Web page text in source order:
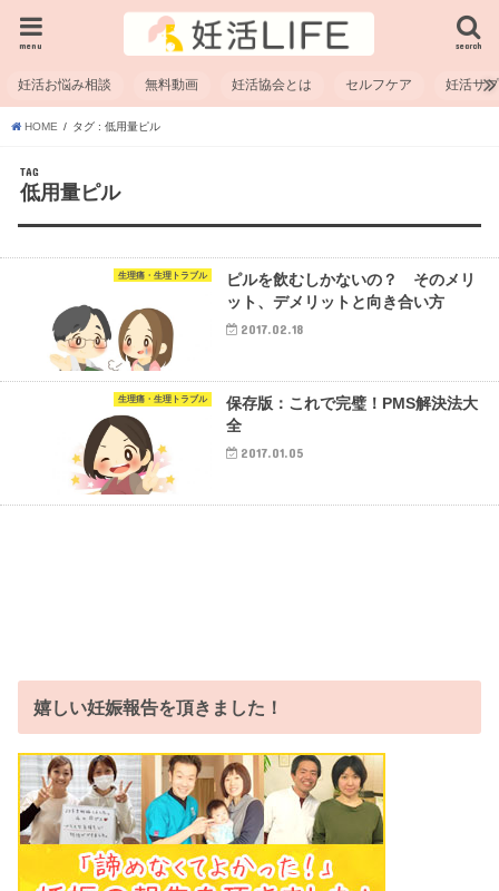
search
menu
妊活お悩み相談 無料動画 妊活協会とは セルフケア 妊活サ
HOME タグ : 低用量ピル
TAG
低用量ピル
生理痛・生理トラブル
ピルを飲むしかないの？ そのメリ
ット、デメリットと向き合い方
2017.02.18
生理痛・生理トラブル
保存版：これで完璧！PMS解決法大
全
2017.01.05
嬉しい妊娠報告を頂きました！